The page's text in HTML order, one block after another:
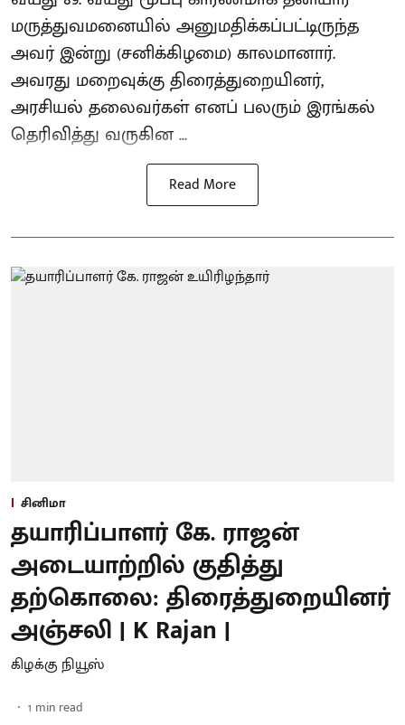
மருத்துவமனையில் அனுமதிக்கப்பட்டிருந்த
அவர் இன்று (சனிக்கிழமை) காலமானார்.
அவரது மறைவுக்கு திரைத்துறையினர்,
அரசியல் தலைவர்கள் எனப் பலரும் இரங்கல்
தெரிவித்து வருகின ...
Read More
சினிமா
தயாரிப்பாளர் கே. ராஜன்
அடையாற்றில் குதித்து
தற்கொலை: திரைத்துறையினர்
அஞ்சலி | K Rajan |
கிழக்கு நியூஸ்
1 min read